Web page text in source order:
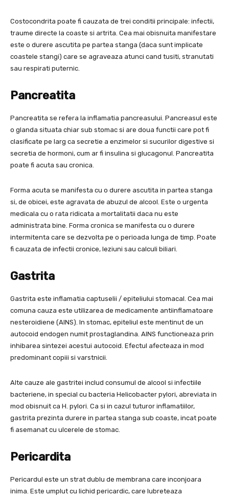
Costocondrita poate fi cauzata de trei conditii principale: infectii,
traume directe la coaste si artrita. Cea mai obisnuita manifestare
este o durere ascutita pe partea stanga (daca sunt implicate
coastele stangi) care se agraveaza atunci cand tusiti, stranutati
sau respirati puternic.
Pancreatita
Pancreatita se refera la inflamatia pancreasului. Pancreasul este
o glanda situata chiar sub stomac si are doua functii care pot fi
clasificate pe larg ca secretie a enzimelor si sucurilor digestive si
secretia de hormoni, cum ar fi insulina si glucagonul. Pancreatita
poate fi acuta sau cronica.
Forma acuta se manifesta cu o durere ascutita in partea stanga
si, de obicei, este agravata de abuzul de alcool. Este o urgenta
medicala cu o rata ridicata a mortalitatii daca nu este
administrata bine. Forma cronica se manifesta cu o durere
intermitenta care se dezvolta pe o perioada lunga de timp. Poate
fi cauzata de infectii cronice, leziuni sau calculi biliari.
Gastrita
Gastrita este inflamatia captuselii / epiteliului stomacal. Cea mai
comuna cauza este utilizarea de medicamente antiinflamatoare
nesteroidiene (AINS). In stomac, epiteliul este mentinut de un
autocoid endogen numit prostaglandina. AINS functioneaza prin
inhibarea sintezei acestui autocoid. Efectul afecteaza in mod
predominant copiii si varstnicii.
Alte cauze ale gastritei includ consumul de alcool si infectiile
bacteriene, in special cu bacteria Helicobacter pylori, abreviata in
mod obisnuit ca H. pylori. Ca si in cazul tuturor inflamatiilor,
gastrita prezinta durere in partea stanga sub coaste, incat poate
fi asemanat cu ulcerele de stomac.
Pericardita
Pericardul este un strat dublu de membrana care inconjoara
inima. Este umplut cu lichid pericardic, care lubreteaza